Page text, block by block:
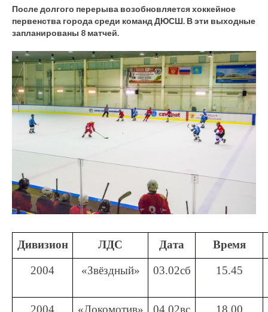
ОЦЕНКА КАЧЕСТВА ОБРАЗОВАНИЯ ВАКАНСИИ
ПЛАТНЫЕ УСЛУГИ КОНТАКТЫ
После долгого перерыва возобновляется хоккейное
первенства города среди команд ДЮСШ. В эти выходные
запланированы 8 матчей.
Дивизион ЛДС Дата Время
2004 «Звёздный» 03.02сб 15.45
2004 «Локомотив» 04.02вс 18.00